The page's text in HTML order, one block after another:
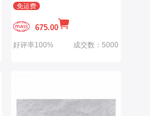
免运费
675.00
好评率100% 成交数：5000